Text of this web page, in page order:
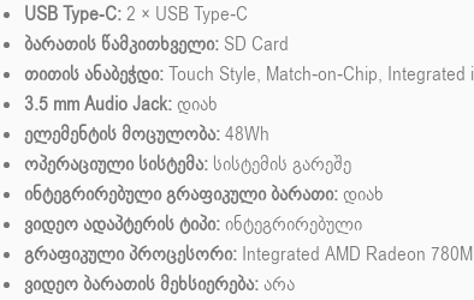
USB Type-C:2 × USB Type‑C
ბარათის წამკითხველი: SD Card
თითის ანაბეჭდი:Touch Style, Match-on-Chip, Integrated
3.5 mm Audio Jack: დიახ
ელემენტის მოცულობა:48Wh
ოპერაციული სისტემა: სისტემის გარეშე
ინტეგრირებული გრაფიკული ბარათი: დიახ
ვიდეო ადაპტერის ტიპი:ინტეგრირებული
გრაფიკული პროცესორი: Integrated AMD Radeon
ვიდეო ბარათის მეხსიერება:არა